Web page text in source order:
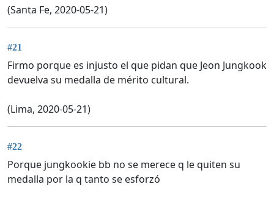
(Santa Fe, 2020-05-21)
#21
Firmo porque es injusto el que pidan que Jeon Jungkook
devuelva su medalla de mérito cultural.
(Lima, 2020-05-21)
#22
Porque jungkookie bb no se merece q le quiten su
medalla por la q tanto se esforzó